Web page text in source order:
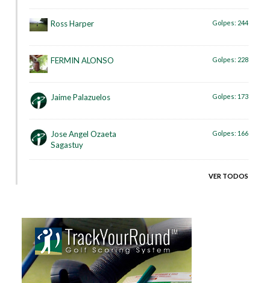
Ross Harper Golpes: 244
FERMIN ALONSO Golpes: 228
Jaime Palazuelos Golpes: 173
Jose Angel Ozaeta
Sagastuy
Golpes: 166
VER TODOS